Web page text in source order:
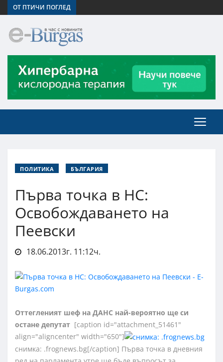
ОТ ПТИЧИ ПОГЛЕД
ПОЛИТИКА БЪЛГАРИЯ
Първа точка в НС:
Освобождаването на
Пеевски
18.06.2013г. 11:12ч.
Оттегленият шеф на ДАНС най-вероятно ще си
остане депутат [caption id="attachment_51461"
align="aligncenter" width="650"]
снимка: .frognews.bg[/caption] Първа точка в дневния